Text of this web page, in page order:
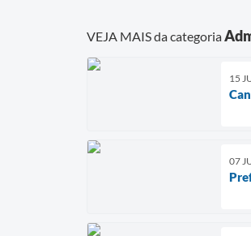
VEJA MAIS da categoria
15
07